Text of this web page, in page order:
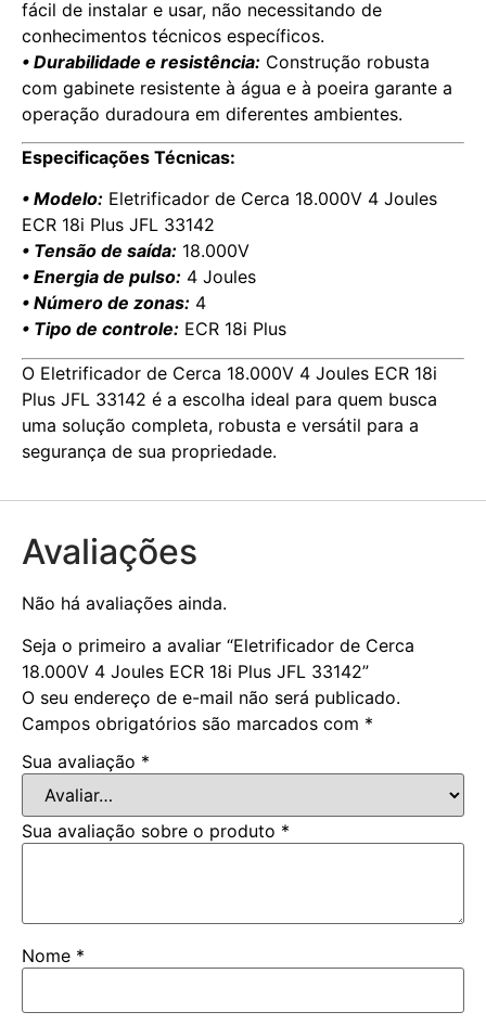
fácil de instalar e usar, não necessitando de
conhecimentos técnicos específicos.
• Durabilidade e resistência: Construção robusta
com gabinete resistente à água e à poeira garante a
operação duradoura em diferentes ambientes.
Especificações Técnicas:
• Modelo: Eletrificador de Cerca 18.000V 4 Joules
ECR 18i Plus JFL 33142
• Tensão de saída: 18.000V
• Energia de pulso: 4 Joules
• Número de zonas: 4
• Tipo de controle: ECR 18i Plus
O Eletrificador de Cerca 18.000V 4 Joules ECR 18i
Plus JFL 33142 é a escolha ideal para quem busca
uma solução completa, robusta e versátil para a
segurança de sua propriedade.
Avaliações
Não há avaliações ainda.
Seja o primeiro a avaliar “Eletrificador de Cerca
18.000V 4 Joules ECR 18i Plus JFL 33142”
O seu endereço de e-mail não será publicado.
Campos obrigatórios são marcados com *
Sua avaliação *
Sua avaliação sobre o produto *
Nome *